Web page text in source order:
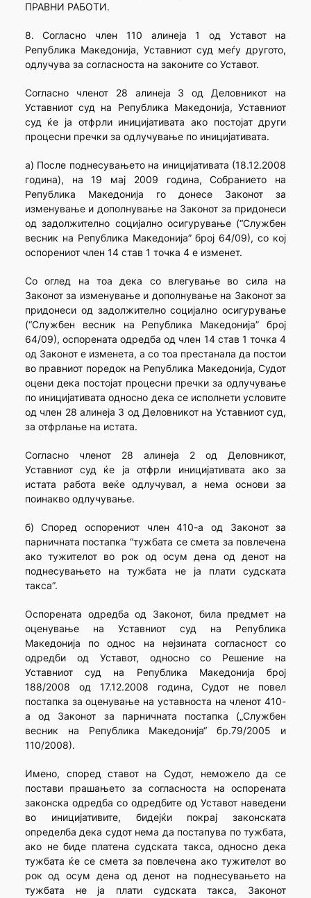
ПРАВНИ РАБОТИ.
8. Согласно член 110 алинеја 1 од Уставот на
Република Македонија, Уставниот суд меѓу другото,
одлучува за согласноста на законите со Уставот.
Согласно членот 28 алинеја 3 од Деловникот на
Уставниот суд на Република Македонија, Уставниот
суд ќе ја отфрли иницијативата ако постојат други
процесни пречки за одлучување по иницијативата.
а) После поднесувањето на иницијативата (18.12.2008
година), на 19 мај 2009 година, Собранието на
Република Македонија го донесе Законот за
изменување и дополнување на Законот за придонеси
од задолжително социјално осигурување (“Службен
весник на Република Македонија” број 64/09), со кој
оспорениот член 14 став 1 точка 4 е изменет.
Со оглед на тоа дека со влегување во сила на
Законот за изменување и дополнување на Законот за
придонеси од задолжително социјално осигурување
(“Службен весник на Република Македонија” број
64/09), оспорената одредба од член 14 став 1 точка 4
од Законот е изменета, а со тоа престанала да постои
во правниот поредок на Република Македонија, Судот
оцени дека постојат процесни пречки за одлучување
по иницијативата односно дека се исполнети условите
од член 28 алинеја 3 од Деловникот на Уставниот суд,
за отфрлање на истата.
Согласно членот 28 алинеја 2 од Деловникот,
Уставниот суд ќе ја отфрли иницијативата ако за
истата работа веќе одлучувал, а нема основи за
поинакво одлучување.
б) Според оспорениот член 410-а од Законот за
парничната постапка “тужбата се смета за повлечена
ако тужителот во рок од осум дена од денот на
поднесувањето на тужбата не ја плати судската
такса”.
Оспорената одредба од Законот, била предмет на
оценување на Уставниот суд на Република
Македонија по однос на нејзината согласност со
одредби од Уставот, односно со Решение на
Уставниот суд на Република Македонија број
188/2008 од 17.12.2008 година, Судот не повел
постапка за оценување на уставноста на членот 410-
а од Законот за парничната постапка („Службен
весник на Република Македонија“ бр.79/2005 и
110/2008).
Имено, според ставот на Судот, неможело да се
постави прашањето за согласноста на оспорената
законска одредба со одредбите од Уставот наведени
во иницијативите, бидејќи покрај законската
определба дека судот нема да постапува по тужбата,
ако не биде платена судската такса, односно дека
тужбата ќе се смета за повлечена ако тужителот во
рок од осум дена од денот на поднесувањето на
тужбата не ја плати судската такса, Законот